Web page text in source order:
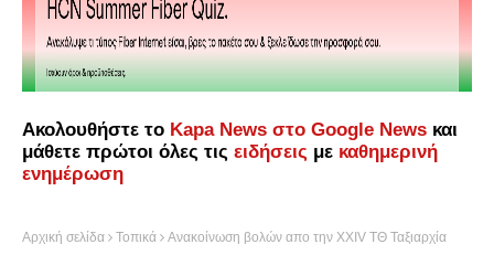
Ακολουθήστε το Kapa News στο Google News και
μάθετε πρώτοι όλες τις ειδήσεις με καθημερινή
ενημέρωση
Αρχική σελίδα Τοπικά Ανακοίνωση βολών απο την ΧΧΙV ΤΘ Ταξιαρχία